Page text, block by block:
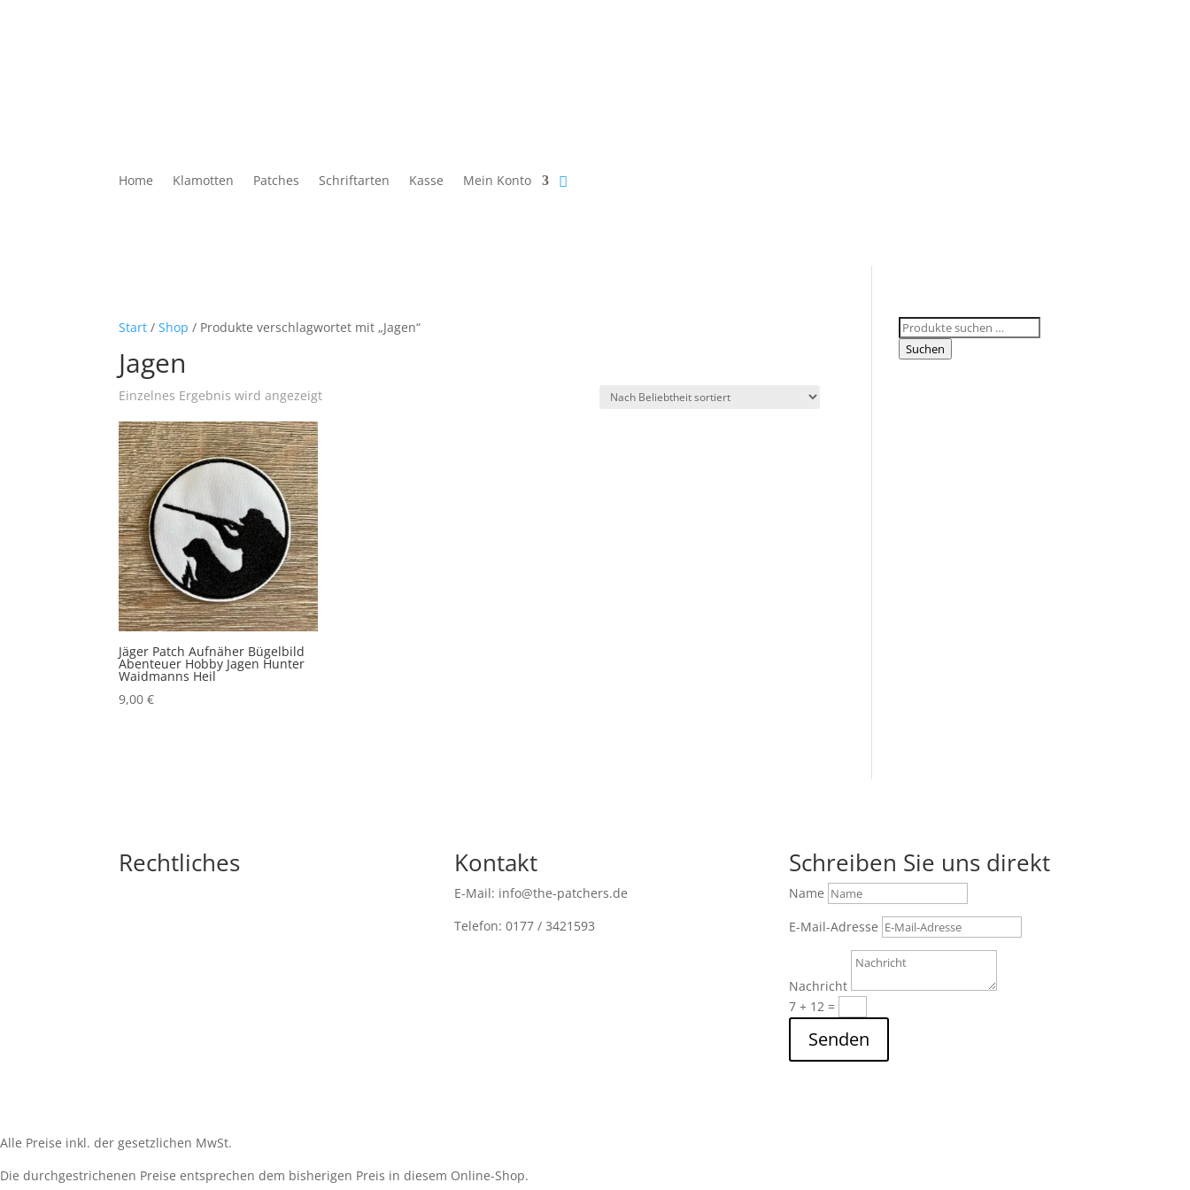
Home Klamotten Patches Schriftarten Kasse Mein Konto
Start /Shop / Produkte verschlagwortet mit „Jagen“
Jagen
Einzelnes Ergebnis wird angezeigt
Jäger Patch Aufnäher Bügelbild
Abenteuer Hobby Jagen Hunter
Waidmanns Heil
9,00€
Suchen
nach:
Suchen
Rechtliches Kontakt
E-Mail: info@the-patchers.de
Telefon: 0177 / 3421593
Schreiben Sie uns direkt
Name
E-Mail-Adresse
Nachricht
7 + 12 =
Senden
Alle Preise inkl. der gesetzlichen MwSt.
Die durchgestrichenen Preise entsprechen dem bisherigen Preis in diesem Online-Shop.